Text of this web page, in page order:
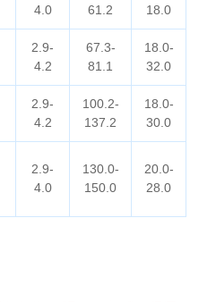
4.0
61.2
18.0
2.9-
4.2
67.3-
81.1
18.0-
32.0
2.9-
4.2
100.2-
137.2
18.0-
30.0
2.9-
4.0
130.0-
150.0
20.0-
28.0